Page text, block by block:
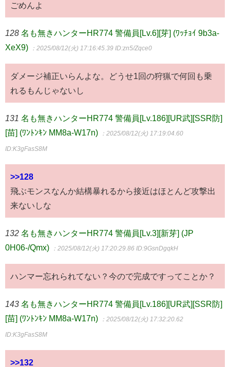
ごめんよ
128 名も無きハンターHR774 警備員[Lv.6][芽] (ﾜｯﾁｮｲ 9b3a-
XeX9)
：2025/08/12(火) 17:16:45.39 ID:zn5/Zqce0
ダメージ補正いらんよな。どうせ1回の狩猟で何回も乗
れるもんじゃないし
131 名も無きハンターHR774 警備員[Lv.186][UR武][SSR防]
[苗] (ﾜﾝﾄﾝｷﾝ MM8a-W17n)
：2025/08/12(火) 17:19:04.60
ID:K3gFasS8M
>>128
飛ぶモンスなんか結構暴れるから接近はほとんど攻撃出
来ないしな
132 名も無きハンターHR774 警備員[Lv.3][新芽] (JP
0H06-/Qmx)
：2025/08/12(火) 17:20:29.86 ID:9GsnDgqkH
ハンマー忘れられてない？今ので完成ですってことか？
143 名も無きハンターHR774 警備員[Lv.186][UR武][SSR防]
[苗] (ﾜﾝﾄﾝｷﾝ MM8a-W17n)
：2025/08/12(火) 17:32:20.62
ID:K3gFasS8M
>>132